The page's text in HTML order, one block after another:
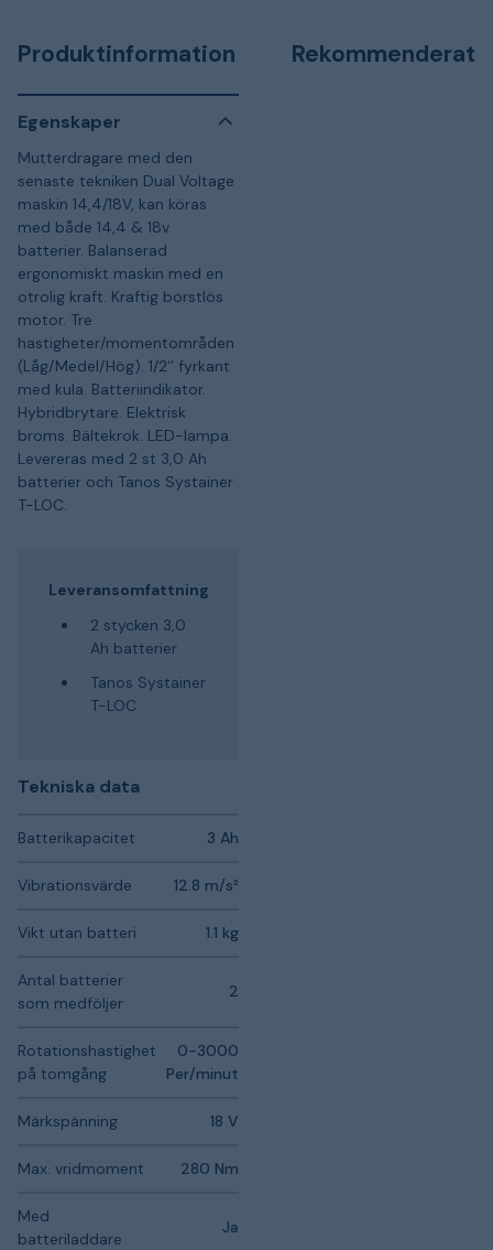
Produktinformation
Egenskaper
Mutterdragare med den
senaste tekniken Dual Voltage
maskin 14,4/18V, kan köras
med både 14,4 & 18v
batterier. Balanserad
ergonomiskt maskin med en
otrolig kraft. Kraftig borstlös
motor. Tre
hastigheter/momentområden
(Låg/Medel/Hög). 1/2‘‘ fyrkant
med kula. Batteriindikator.
Hybridbrytare. Elektrisk
broms. Bältekrok. LED-lampa.
Levereras med 2 st 3,0 Ah
batterier och Tanos Systainer
T-LOC.
Leveransomfattning
2 stycken 3,0
Ah batterier
Tanos Systainer
T-LOC
Tekniska data
Batterikapacitet 3 Ah
Vibrationsvärde 12.8 m/s²
Vikt utan batteri 1.1 kg
Antal batterier
som medföljer
2
Rotationshastighet
på tomgång
0-3000
Per/minut
Märkspänning 18 V
Max. vridmoment 280 Nm
Med
batteriladdare
Ja
Rekommenderat